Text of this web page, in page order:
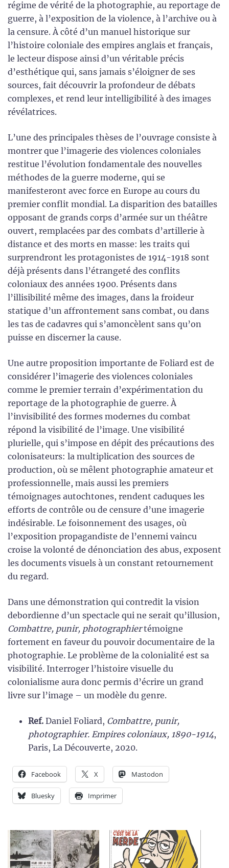
régime de vérité de la photographie, au reportage de
guerre, à l’exposition de la violence, à l’archive ou à
la censure. À côté d’un manuel historique sur
l’histoire coloniale des empires anglais et français,
le lecteur dispose ainsi d’un véritable précis
d’esthétique qui, sans jamais s’éloigner de ses
sources, fait découvrir la profondeur de débats
complexes, et rend leur intelligibilité à des images
révélatrices.
L’une des principales thèses de l’ouvrage consiste à
montrer que l’imagerie des violences coloniales
restitue l’évolution fondamentale des nouvelles
méthodes de la guerre moderne, qui se
manifesteront avec force en Europe au cours du
premier conflit mondial. La disparition des batailles
opposant de grands corps d’armée sur un théâtre
ouvert, remplacées par des combats d’artillerie à
distance et des morts en masse: les traits qui
surprendront les protagonistes de 1914-1918 sont
déjà présents dans l’étrangeté des conflits
coloniaux des années 1900. Présents dans
l’illisibilité même des images, dans la froideur
statique d’un affrontement sans combat, ou dans
les tas de cadavres qui s’amoncèlent sans qu’on
puisse en discerner la cause.
Une autre proposition importante de Foliard est de
considérer l’imagerie des violences coloniales
comme le premier terrain d’expérimentation du
reportage de la photographie de guerre. À
l’invisibilité des formes modernes du combat
répond la visibilité de l’image. Une visibilité
plurielle, qui s’impose en dépit des précautions des
colonisateurs: la multiplication des sources de
production, où se mêlent photographie amateur et
professionnelle, mais aussi les premiers
témoignages autochtones, rendent caduques les
efforts de contrôle ou de censure d’une imagerie
indésirable. Le foisonnement des usages, où
l’exposition propagandiste de l’ennemi vaincu
croise la volonté de dénonciation des abus, exposent
les documents visuels à un constant retournement
du regard.
Dans une démonstration qui contredit la vision
debordienne d’un spectacle qui ne serait qu’illusion,
Combattre, punir, photographiertémoigne
fortement en faveur du pouvoir documentaire de la
photographie. Le problème de la colonialité est sa
visibilité. Interroger l’histoire visuelle du
colonialisme aura donc permis d’écrire un grand
livre sur l’image – un modèle du genre.
Ref. Daniel Foliard, Combattre, punir,
photographier. Empires coloniaux, 1890-1914,
Paris, La Découverte, 2020.
Facebook X Mastodon
Bluesky Imprimer